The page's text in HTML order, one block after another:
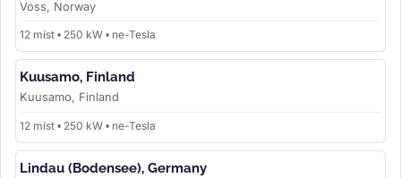
Voss, Norway
12 míst • 250 kW • ne-Tesla
Kuusamo, Finland
Kuusamo, Finland
12 míst • 250 kW • ne-Tesla
Lindau (Bodensee), Germany